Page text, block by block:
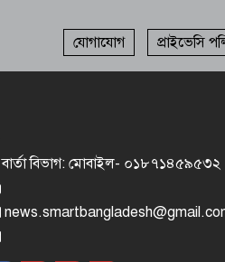
যোগাযোগ প্রাইভেসি
বার্তা বিভাগ: মোবাইল- ০১৮৭১৪৫৯৫৩২